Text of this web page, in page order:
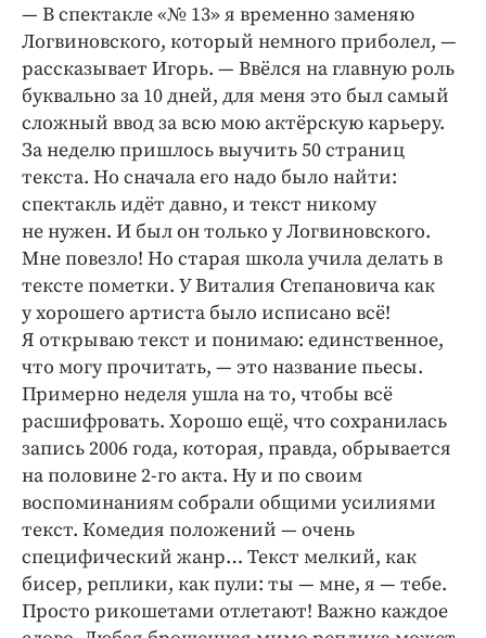
— В спектакле «№ 13» я временно заменяю
Логвиновского, который немного приболел, —
рассказывает Игорь. — Ввёлся на главную роль
буквально за 10 дней, для меня это был самый
сложный ввод за всю мою актёрскую карьеру.
За неделю пришлось выучить 50 страниц
текста. Но сначала его надо было найти:
спектакль идёт давно, и текст никому
не нужен. И был он только ­­у Логвиновского.
Мне повезло! Но старая школа учила делать в
тексте пометки. У Виталия Степановича как
у хорошего артиста было исписано всё!
Я открываю текст и понимаю: единственное,
что могу прочитать, — это название пьесы.
Примерно неделя ушла на то, чтобы всё
расшифровать. Хорошо ещё, что сохранилась
запись 2006 года, которая, правда, обрывается
на половине 2-го акта. Ну и по своим
воспоминаниям собрали общими усилиями
текст. Комедия положений — очень
специфический жанр… Текст мелкий, как
бисер, реплики, как пули: ты — мне, я — тебе.
Просто рикошетами отлетают! Важно каждое